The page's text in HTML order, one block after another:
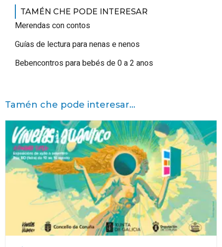
TAMÉN CHE PODE INTERESAR
Merendas con contos
Guías de lectura para nenas e nenos
Bebencontros para bebés de 0 a 2 anos
Tamén che pode interesar...